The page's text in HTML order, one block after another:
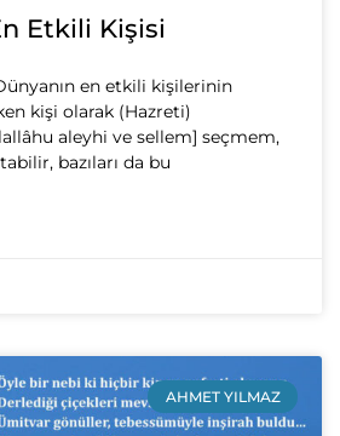
Etkili Kişisi
en etkili kişilerinin
kişi olarak (Hazreti)
aleyhi ve sellem] seçmem,
bazıları da bu
AHMET YILMAZ